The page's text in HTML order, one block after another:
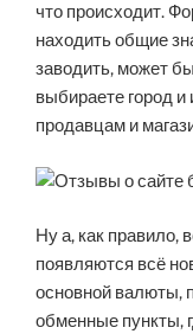
что происходит.
находить общие
заводить, может
выбираете город
продавцам и
Ну а, как правило,
появляются всё
основной валюты,
обменные пункты,